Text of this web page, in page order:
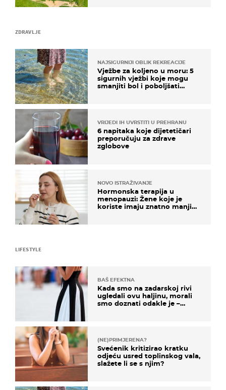
ZDRAVLJE
NAJSIGURNIJI OBLIK REKREACIJE
Vježbe za koljeno u moru: 5
sigurnih vježbi koje mogu
smanjiti bol i poboljšati
VRIJEDI IH UVRSTITI U PREHRANU
6 napitaka koje dijetetičari
preporučuju za zdrave
zglobove
NOVO ISTRAŽIVANJE
Hormonska terapija u
menopauzi: Žene koje je
koriste imaju znatno manji
LIFESTYLE
BAŠ EFEKTNA
Kada smo na zadarskoj rivi
ugledali ovu haljinu, morali
smo doznati odakle je –
(NE)PRIMJERENA?
Svećenik kritizirao kratku
odjeću usred toplinskog vala,
slažete li se s njim?